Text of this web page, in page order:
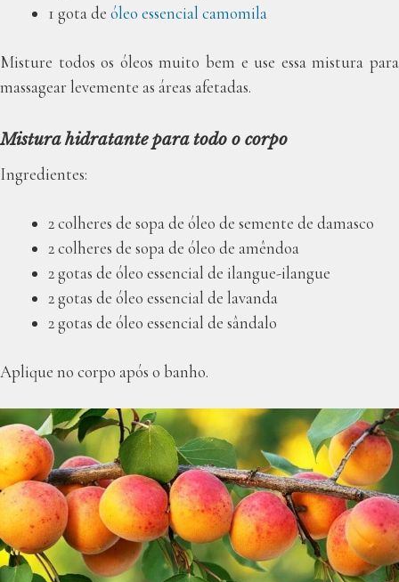
1 gota de óleo essencial camomila
Misture todos os óleos muito bem e use essa mistura para
massagear levemente as áreas afetadas.
Mistura hidratante para todo o corpo
Ingredientes:
2 colheres de sopa de óleo de semente de damasco
2 colheres de sopa de óleo de amêndoa
2 gotas de óleo essencial de ilangue-ilangue
2 gotas de óleo essencial de lavanda
2 gotas de óleo essencial de sândalo
Aplique no corpo após o banho.